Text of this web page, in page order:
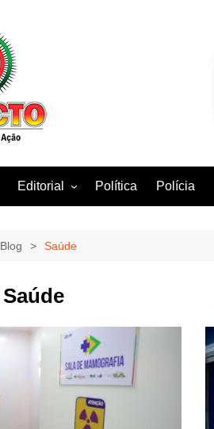
Editorial
Manaus
Mundo
Política Polícia
Blog Saúde
Saúde